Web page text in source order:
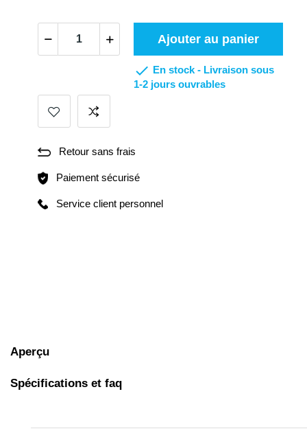
Ajouter au panier
 En stock - Livraison sous
1-2 jours ouvrables
Retour sans frais
Paiement sécurisé
Service client personnel
Aperçu
Spécifications et faq